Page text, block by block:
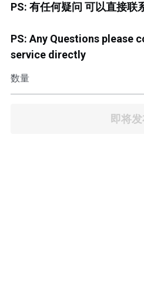
JB TOWN CIQ 2
PS: 有任何疑问 可以直接联
PS: Any Questions please
service directly
数量
即将